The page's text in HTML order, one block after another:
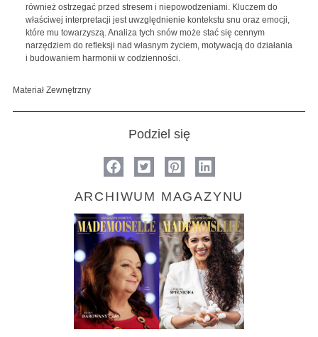
również ostrzegać przed stresem i niepowodzeniami. Kluczem do
właściwej interpretacji jest uwzględnienie kontekstu snu oraz emocji,
które mu towarzyszą. Analiza tych snów może stać się cennym
narzędziem do refleksji nad własnym życiem, motywacją do działania
i budowaniem harmonii w codzienności.
Materiał Zewnętrzny
Podziel się
ARCHIWUM MAGAZYNU